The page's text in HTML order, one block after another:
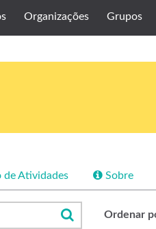
Organizações Grupos
de Atividades Sobre
Ordenar